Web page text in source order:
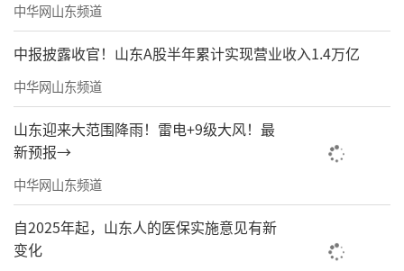
中华网山东频道
中报披露收官！山东A股半年累计实现营业收入1.4万亿
中华网山东频道
山东迎来大范围降雨！雷电+9级大风！最
新预报→
中华网山东频道
自2025年起，山东人的医保实施意见有新
变化